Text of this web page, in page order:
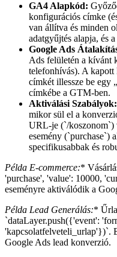
GA4 Alapkód:
konfigurációs címke
van állítva és minden
adatgyűjtés alapja, és
Google Ads
Ads felületén a kívánt
telefonhívás). A
címkét illessze be egy
címkébe a GTM-ben.
Aktiválási Szabályok:
mikor sül el a
URL-je (`/koszonom`)
esemény (`purchase`)
specifikusabbak és
Példa E-commerce:*
'purchase', 'value': 10000,
eseményre aktiválódik a
Példa Lead Generálás:*
`dataLayer.push({'event':
'kapcsolatfelveteli_urlap'})`.
Google Ads lead konverzió.